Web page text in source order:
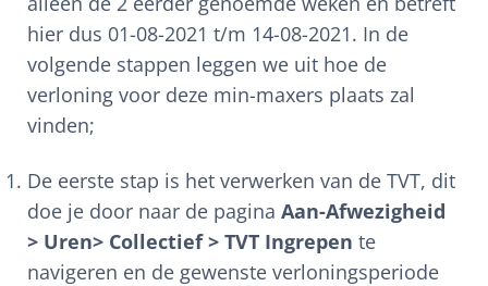
hier dus 01-08-2021 t/m 14-08-2021. In de
volgende stappen leggen we uit hoe de
verloning voor deze min-maxers plaats zal
vinden;
De eerste stap is het verwerken van de TVT, dit
doe je door naar de pagina Aan-Afwezigheid
> Uren> Collectief > TVT Ingrepen te
navigeren en de gewenste verloningsperiode